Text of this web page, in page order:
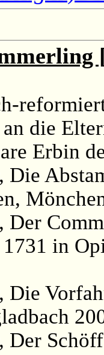
die
Erbin
Der
in
Die
Der